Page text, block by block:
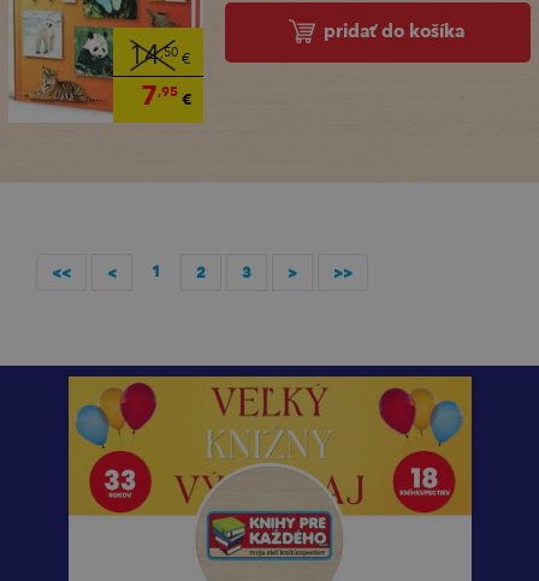
14,50€
7,95€
pridať do košíka
<< < 1 2 3 > >>